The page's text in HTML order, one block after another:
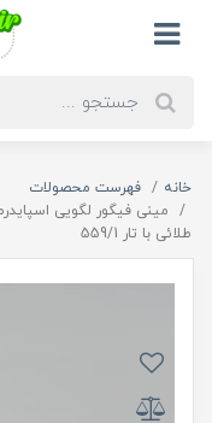
خانه
فهرست محصولات
مینی فیگور لگویی
طلائی با تار 559/1